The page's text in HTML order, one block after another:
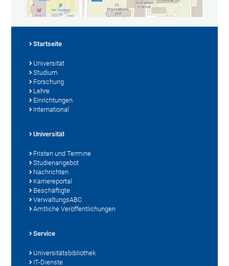
Startseite
Universität
Studium
Forschung
Lehre
Einrichtungen
International
Universität
Fristen und Termine
Studienangebot
Nachrichten
Karriereportal
Beschäftigte
VerwaltungsABC
Amtliche Veröffentlichungen
Service
Universitätsbibliothek
IT-Dienste